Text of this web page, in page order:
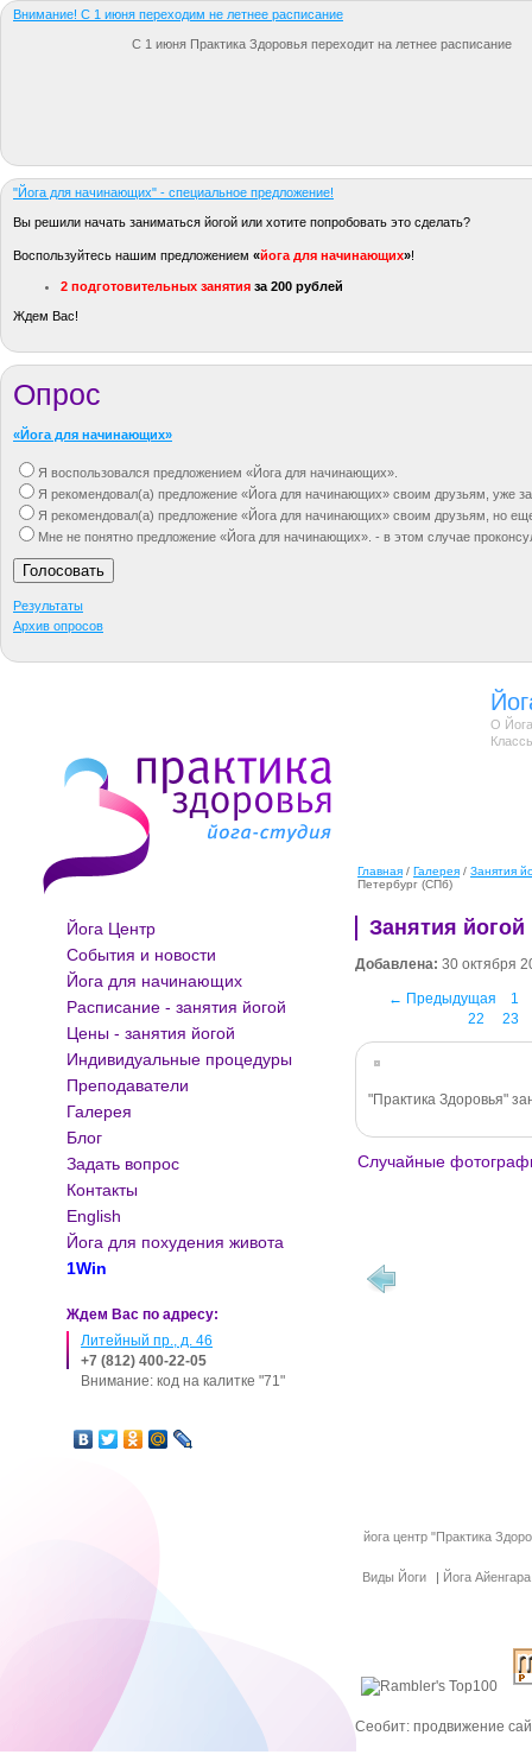
Внимание! С 1 июня переходим не летнее расписание
С 1 июня Практика Здоровья переходит на летнее расписание
"Йога для начинающих" - специальное предложение!
Вы решили начать заниматься йогой или хотите попробовать это сделать?
Воспользуйтесь нашим предложением «йога для начинающих»!
2 подготовительных занятия за 200 рублей
Ждем Вас!
Опрос
«Йога для начинающих»
Я воспользовался предложением «Йога для начинающих».
Я рекомендовал(а) предложение «Йога для начинающих» своим друзьям, уже
Я рекомендовал(а) предложение «Йога для начинающих» своим друзьям, но
Мне не понятно предложение «Йога для начинающих». - в этом случае
Результаты
Архив опросов
О
Главная / Галерея / Занятия
Петербург (СПб)
Йога Центр
События и новости
Йога для начинающих
Расписание - занятия йогой
Цены - занятия йогой
Индивидуальные процедуры
Преподаватели
Галерея
Блог
Задать вопрос
Контакты
English
Йога для похудения живота
1Win
Ждем Вас по адресу:
Литейный пр., д. 46
+7 (812) 400-22-05
Внимание: код на калитке "71"
Занятия
Добавлена: 30 октября
← Предыдущая
1
22
23
"Практика Здоровья"
Случайные
йога центр "Практика
Виды Йоги | Йога Айенгара
Сеобит: продвижение